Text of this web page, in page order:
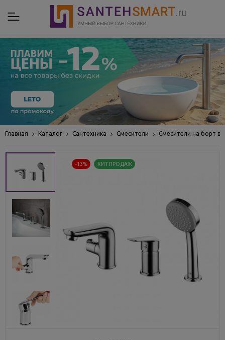
Главная Каталог Сантехника Смесители Смесители на борт
-13% ХИТ ПРОДАЖ